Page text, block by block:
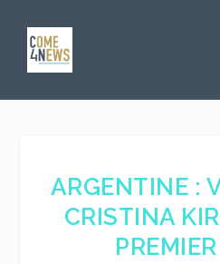
ARGENTINE :
CRISTINA